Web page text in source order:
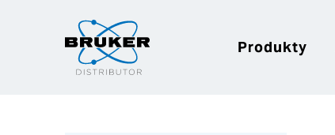
Produkty